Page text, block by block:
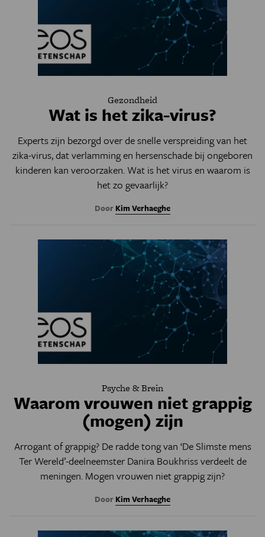
Gezondheid
Wat is het zika-virus?
Experts zijn bezorgd over de snelle verspreiding van het
zika-virus, dat verlamming en hersenschade bij ongeboren
kinderen kan veroorzaken. Wat is het virus en waarom is
het zo gevaarlijk?
Door Kim Verhaeghe
Psyche & Brein
Waarom vrouwen niet grappig
(mogen) zijn
Arrogant of grappig? De radde tong van ‘De Slimste mens
Ter Wereld’-deelneemster Danira Boukhriss verdeelt de
meningen. Mogen vrouwen niet grappig zijn?
Door Kim Verhaeghe